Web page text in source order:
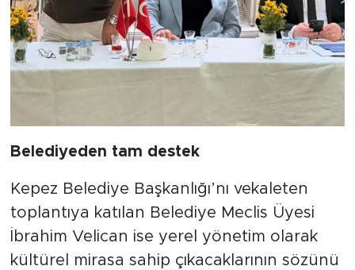
Belediyeden tam destek
​Kepez Belediye Başkanlığı’nı vekaleten
toplantıya katılan Belediye Meclis Üyesi
İbrahim Velican ise yerel yönetim olarak
kültürel mirasa sahip çıkacaklarının sözünü